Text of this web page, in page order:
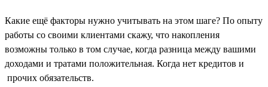
Какие ещё факторы нужно учитывать на этом шаге? По опыту
работы со своими клиентами скажу, что накопления
возможны только в том случае, когда разница между вашими
доходами и тратами положительная. Когда нет кредитов и
прочих обязательств.